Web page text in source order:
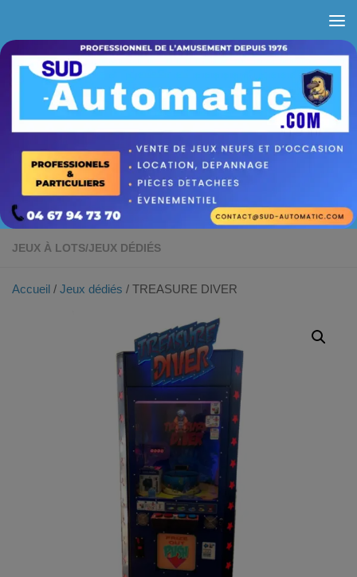
JEUX À LOTS/JEUX DÉDIÉS
Accueil / Jeux dédiés / TREASURE DIVER